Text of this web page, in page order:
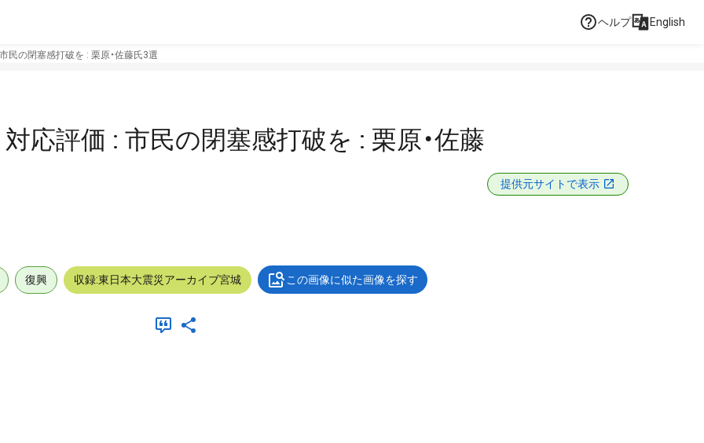
ヘルプ English
民の閉塞感打破を : 栗原・佐藤氏3選
応評価 : 市民の閉塞感打破を : 栗原・佐藤
提供元サイトで表示
復興 収録:東日本大震災アーカイブ宮城 この画像に似た画像を探す